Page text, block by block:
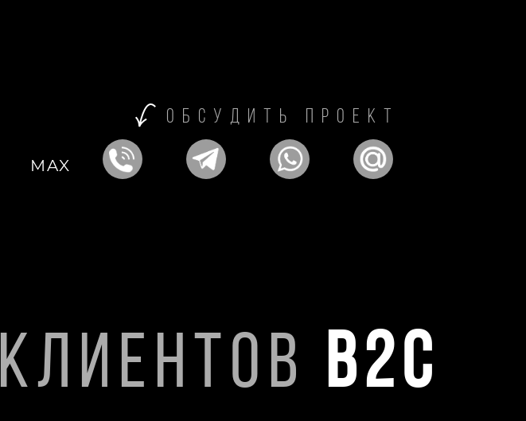
обсудить проект
MAX
КЛИЕНТОВ B2B